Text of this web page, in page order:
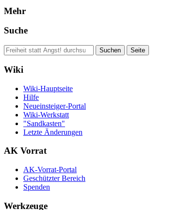
Mehr
Suche
Wiki
Wiki-Hauptseite
Hilfe
Neueinsteiger-Portal
Wiki-Werkstatt
"Sandkasten"
Letzte Änderungen
AK Vorrat
AK-Vorrat-Portal
Geschützter Bereich
Spenden
Werkzeuge